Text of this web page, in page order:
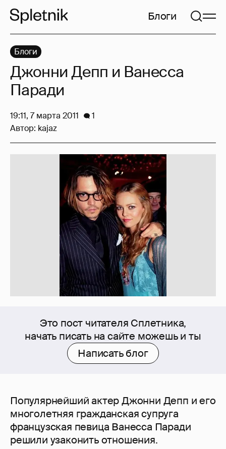
Блоги
Это пост читателя Сплетника,
начать писать на сайте можешь и ты
Написать блог
Популярнейший актер Джонни Депп и его
многолетняя гражданская супруга
французская певица Ванесса Паради
решили узаконить отношения.
Блоги
Джонни Депп и Ванесса
Паради
19:11, 7 марта 2011
1
Автор: kajaz